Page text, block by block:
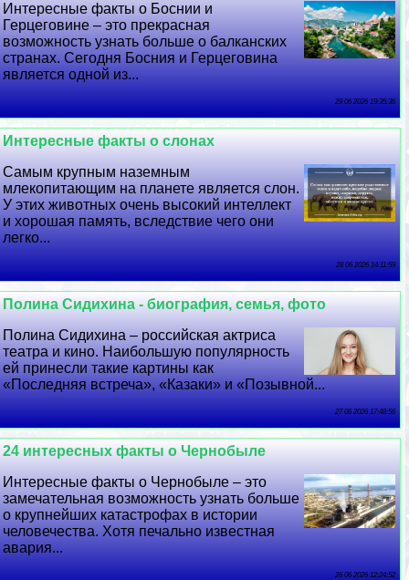
Интересные факты о Боснии и
Герцеговине – это прекрасная
возможность узнать больше о балканских
странах. Сегодня Босния и Герцеговина
является одной из...
29 06 2026 19:35:36
Интересные факты о слонах
Самым крупным наземным
млекопитающим на планете является слон.
У этих животных очень высокий интеллект
и хорошая память, вследствие чего они
легко...
28 06 2026 14:11:59
Полина Сидихина - биография, семья, фото
Полина Сидихина – российская актриса
театра и кино. Наибольшую популярность
ей принесли такие картины как
«Последняя встреча», «Казаки» и «Позывной...
27 06 2026 17:48:56
24 интересных факты о Чернобыле
Интересные факты о Чернобыле – это
замечательная возможность узнать больше
о крупнейших катастрофах в истории
человечества. Хотя печально известная
авария...
26 06 2026 12:24:52